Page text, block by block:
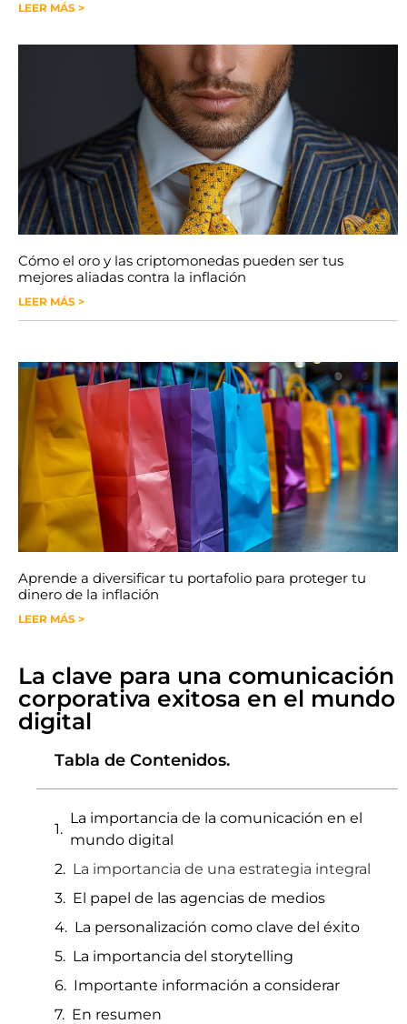
LEER MÁS >
Cómo el oro y las criptomonedas pueden ser tus
mejores aliadas contra la inflación
LEER MÁS >
Aprende a diversificar tu portafolio para proteger tu
dinero de la inflación
LEER MÁS >
La clave para una comunicación
corporativa exitosa en el mundo
digital
Tabla de Contenidos.
La importancia de la comunicación en el
mundo digital
La importancia de una estrategia integral
El papel de las agencias de medios
La personalización como clave del éxito
La importancia del storytelling
Importante información a considerar
En resumen